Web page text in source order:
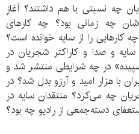
چه نسبتی با هم داشتند؟ آغازِ
چه زمانی بود؟ چه کارهای
را از سایه خوانده است؟
و صدا و کاراکتر شجریان در
در چه شرایطی منتشر شد و
با هزار امید و آرزو بدل شد؟ در
چه می‌کرد؟ منتقدان سایه در
دسته‌جمعی از رادیو چه بود؟